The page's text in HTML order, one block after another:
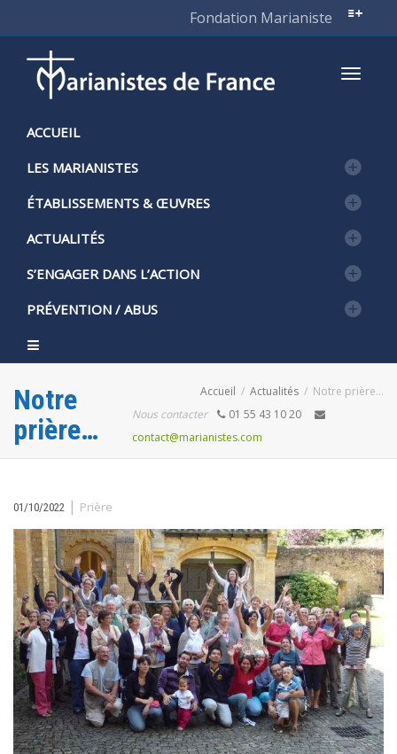
Fondation Marianiste
ACCUEIL
LES MARIANISTES
ÉTABLISSEMENTS & ŒUVRES
ACTUALITÉS
S’ENGAGER DANS L’ACTION
PRÉVENTION / ABUS
Notre
prière…
Accueil Actualités
Notre prière…
Nous contacter
01 55 43 10 20
contact@marianistes.com
01/10/2022 | Prière